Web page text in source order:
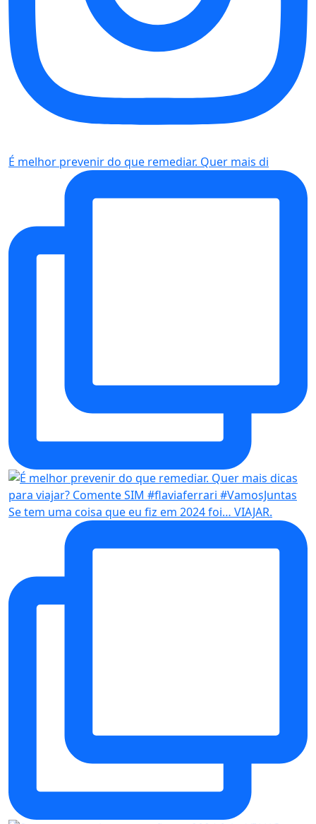
É melhor prevenir do que remediar. Quer mais di
Se tem uma coisa que eu fiz em 2024 foi… VIAJAR.